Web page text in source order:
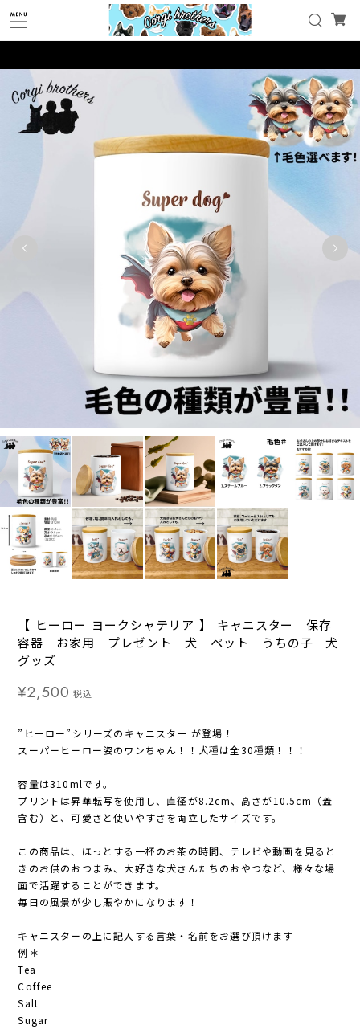
【 ヒーロー ヨークシャテリア 】 キャニスター 保存
容器 お家用 プレゼント 犬 ペット うちの子 犬
グッズ
¥2,500 税込
”ヒーロー”シリーズのキャニスター が登場！
スーパーヒーロー姿のワンちゃん！！犬種は全30種類！！！
容量は310mlです。
プリントは昇華転写を使用し、直径が8.2cm、高さが10.5cm（蓋
含む）と、可愛さと使いやすさを両立したサイズです。
この商品は、ほっとする一杯のお茶の時間、テレビや動画を見ると
きのお供のおつまみ、大好きな犬さんたちのおやつなど、様々な場
面で活躍することができます。
毎日の風景が少し賑やかになります！
キャニスターの上に記入する言葉・名前をお選び頂けます
例＊
Tea
Coffee
Salt
Sugar